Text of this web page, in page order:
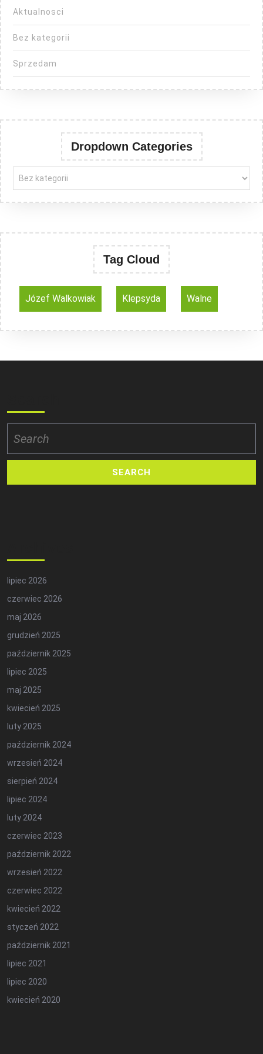
Aktualnosci
Bez kategorii
Sprzedam
Dropdown Categories
Tag Cloud
Józef Walkowiak Klepsyda Walne
for:
lipiec 2026
czerwiec 2026
maj 2026
grudzień 2025
październik 2025
lipiec 2025
maj 2025
kwiecień 2025
luty 2025
październik 2024
wrzesień 2024
sierpień 2024
lipiec 2024
luty 2024
czerwiec 2023
październik 2022
wrzesień 2022
czerwiec 2022
kwiecień 2022
styczeń 2022
październik 2021
lipiec 2021
lipiec 2020
kwiecień 2020